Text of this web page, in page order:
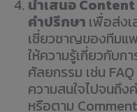
นำเสนอ Content
คำปรึกษา เพื่อส่ง
เชี่ยวชาญของทีมแ
ให้ความรู้เกี่ยวกับก
ศัลยกรรม เช่น
ความสนใจไปจนถึง
หรือตาม